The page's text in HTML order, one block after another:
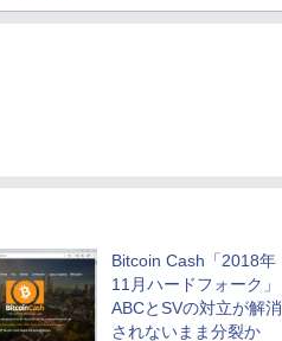
Bitcoin Cash「2018年
11月ハードフォーク」
ABCとSVの対立が解消
されないまま分裂か